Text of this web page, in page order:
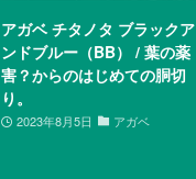
アガベ チタノタ ブラックア
ンドブルー（BB） / 葉の薬
害？からのはじめての胴切
り。
2023年8月5日 アガベ